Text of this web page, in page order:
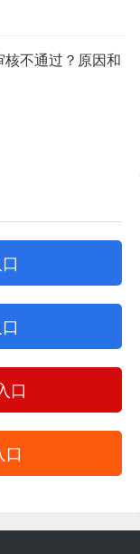
不通过？原因和
口